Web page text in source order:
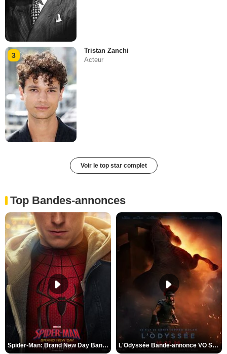
3
Tristan Zanchi
Acteur
Voir le top star complet
Top Bandes-annonces
Spider-Man: Brand New Day Bande-annonce VO STFR L'Odyssée Bande-annonce VO STFR